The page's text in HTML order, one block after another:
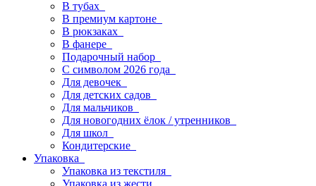
В тубах
В премиум картоне
В рюкзаках
В фанере
Подарочный набор
С символом 2026 года
Для девочек
Для детских садов
Для мальчиков
Для новогодних ёлок / утренников
Для школ
Кондитерские
Упаковка
Упаковка из текстиля
Упаковка из жести